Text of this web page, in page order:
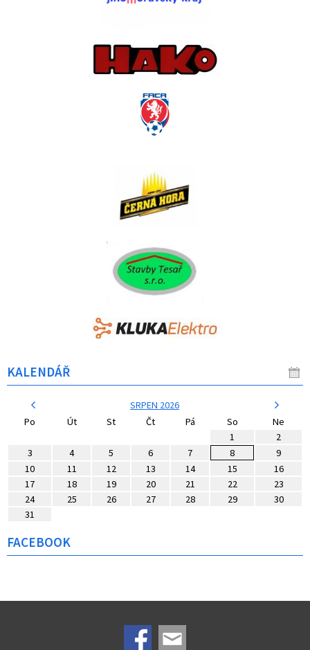
KALENDÁŘ
SRPEN 2026
Po
Út St Čt Pá So
Ne
1
2
3
4 5 6 7 8
9
10
11 12 13 14 15
16
17
18 19 20 21 22
23
24
25 26 27 28 29
30
31
FACEBOOK